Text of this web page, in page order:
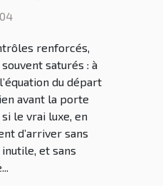
lyon saint
renforcés,
saturés : à
du départ
avant la porte
le vrai luxe, en
d’arriver sans
et sans